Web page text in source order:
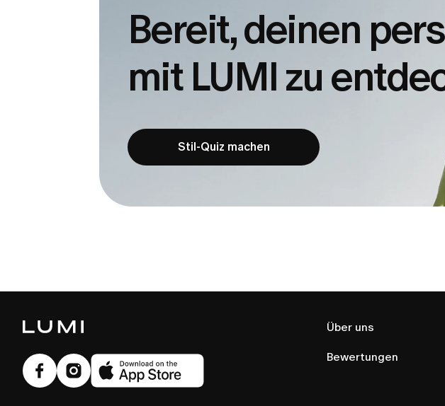
Bereit, deinen
mit LUMI zu
Stil-Quiz machen
Über uns
Bewertungen